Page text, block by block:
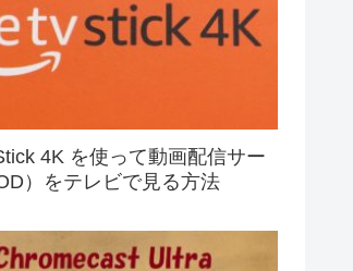
4K を使って動画配信サー
）をテレビで見る方法